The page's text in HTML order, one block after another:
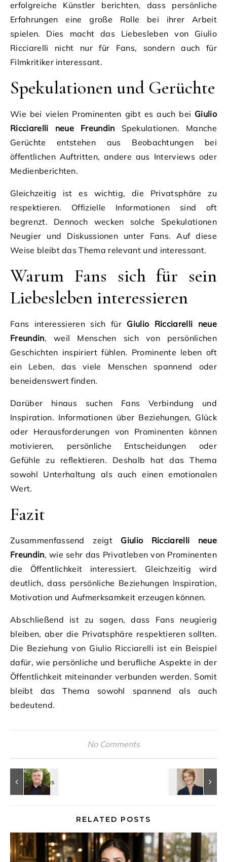
erfolgreiche Künstler berichten, dass persönliche
Erfahrungen eine große Rolle bei ihrer Arbeit
spielen. Dies macht das Liebesleben von Giulio
Ricciarelli nicht nur für Fans, sondern auch für
Filmkritiker interessant.
Spekulationen und Gerüchte
Wie bei vielen Prominenten gibt es auch bei Giulio
Ricciarelli neue Freundin Spekulationen. Manche
Gerüchte entstehen aus Beobachtungen bei
öffentlichen Auftritten, andere aus Interviews oder
Medienberichten.
Gleichzeitig ist es wichtig, die Privatsphäre zu
respektieren. Offizielle Informationen sind oft
begrenzt. Dennoch wecken solche Spekulationen
Neugier und Diskussionen unter Fans. Auf diese
Weise bleibt das Thema relevant und interessant.
Warum Fans sich für sein
Liebesleben interessieren
Fans interessieren sich für Giulio Ricciarelli neue
Freundin, weil Menschen sich von persönlichen
Geschichten inspiriert fühlen. Prominente leben oft
ein Leben, das viele Menschen spannend oder
beneidenswert finden.
Darüber hinaus suchen Fans Verbindung und
Inspiration. Informationen über Beziehungen, Glück
oder Herausforderungen von Prominenten können
motivieren, persönliche Entscheidungen oder
Gefühle zu reflektieren. Deshalb hat das Thema
sowohl Unterhaltung als auch einen emotionalen
Wert.
Fazit
Zusammenfassend zeigt Giulio Ricciarelli neue
Freundin, wie sehr das Privatleben von Prominenten
die Öffentlichkeit interessiert. Gleichzeitig wird
deutlich, dass persönliche Beziehungen Inspiration,
Motivation und Aufmerksamkeit erzeugen können.
Abschließend ist zu sagen, dass Fans neugierig
bleiben, aber die Privatsphäre respektieren sollten.
Die Beziehung von Giulio Ricciarelli ist ein Beispiel
dafür, wie persönliche und berufliche Aspekte in der
Öffentlichkeit miteinander verbunden werden. Somit
bleibt das Thema sowohl spannend als auch
bedeutend.
No Comments
RELATED POSTS